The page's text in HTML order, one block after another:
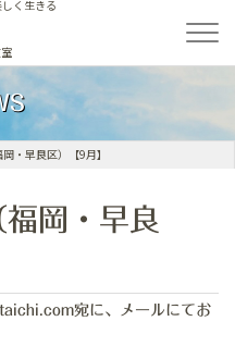
く生きる
・早良区）【9月】
岡・早良
宛に、メールにてお